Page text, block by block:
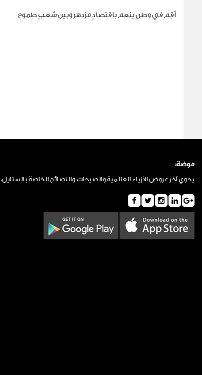
أقِم في وطنٍ ينعم باقتصادٍ مزدهر وبين شعبٍ طموح
موضة:
يحوي آخر عروض الأزياء العالمية والصيحات والنصائح الخاصة بالستايل.